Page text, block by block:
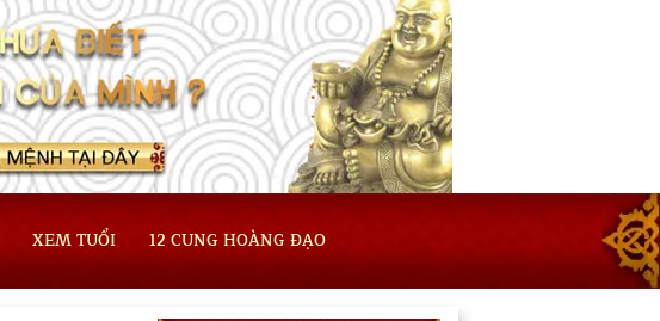
XEM TUỔI 12 CUNG HOÀNG ĐẠO